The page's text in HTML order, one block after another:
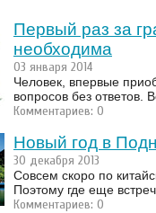
Первый раз за
необходима
03 января 2014
Человек, впервые
вопросов без ответов.
Комментариев: 0
Новый год в
30 декабря 2013
Совсем скоро по
Поэтому где еще
Комментариев: 0